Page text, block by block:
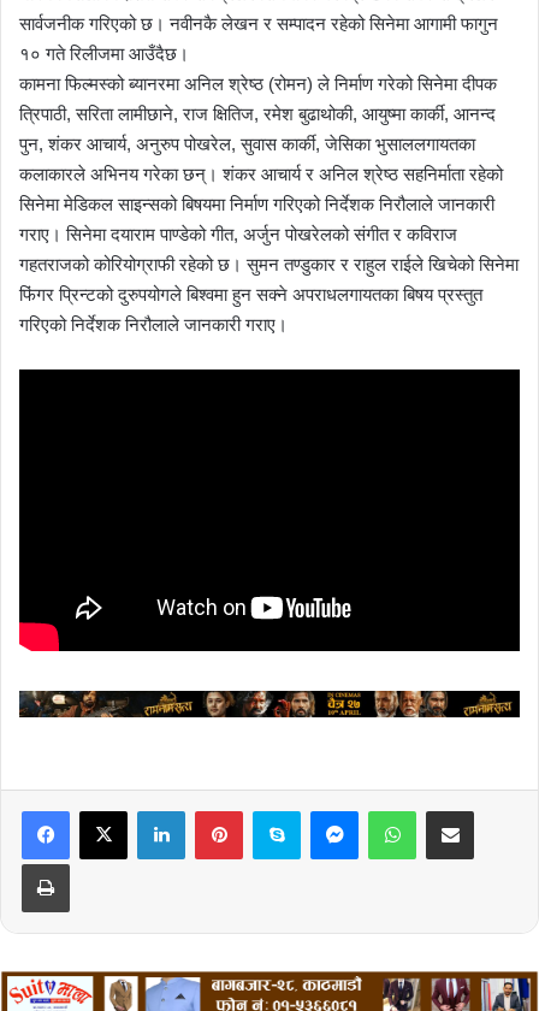
सार्वजनीक गरिएको छ। नवीनकै लेखन र सम्पादन रहेको सिनेमा आगामी फागुन
१० गते रिलीजमा आउँदैछ।
कामना फिल्मस्को ब्यानरमा अनिल श्रेष्ठ (रोमन) ले निर्माण गरेको सिनेमा दीपक
त्रिपाठी, सरिता लामीछाने, राज क्षितिज, रमेश बुढाथोकी, आयुष्मा कार्की, आनन्द
पुन, शंकर आचार्य, अनुरुप पोखरेल, सुवास कार्की, जेसिका भुसाललगायतका
कलाकारले अभिनय गरेका छन्। शंकर आचार्य र अनिल श्रेष्ठ सहनिर्माता रहेको
सिनेमा मेडिकल साइन्सको बिषयमा निर्माण गरिएको निर्देशक निरौलाले जानकारी
गराए। सिनेमा दयाराम पाण्डेको गीत, अर्जुन पोखरेलको संगीत र कविराज
गहतराजको कोरियोग्राफी रहेको छ। सुमन तण्डुकार र राहुल राईले खिचेको सिनेमा
फिंगर प्रिन्टको दुरुपयोगले बिश्वमा हुन सक्ने अपराधलगायतका बिषय प्रस्तुत
गरिएको निर्देशक निरौलाले जानकारी गराए।
LinkedInPinterestSkype MessengerWhatsAppShare via Email
Print